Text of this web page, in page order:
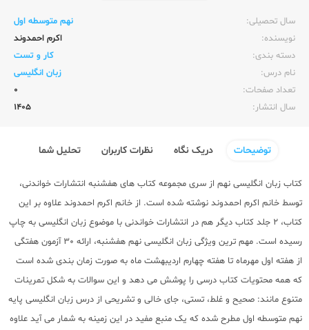
سال تحصیلی:‌
نهم متوسطه اول
نویسنده:‌
اکرم احمدوند
دسته بندی:
کار و تست
نام درس:
زبان انگلیسی
تعداد صفحات:‌
0
سال انتشار:‌
1405
توضیحات دریک نگاه نظرات کاربران تحلیل شما
کتاب زبان انگلیسی نهم از سری مجموعه کتاب های هفشنبه انتشارات خواندنی،
توسط خانم اکرم احمدوند نوشته شده است. از خانم اکرم احمدوند علاوه بر این
کتاب، 2 جلد کتاب دیگر هم در انتشارات خواندنی با موضوع زبان انگلیسی به چاپ
رسیده است. مهم ترین ویژگی زبان انگلیسی نهم هفشنبه، ارائه 30 آزمون هفتگی
از هفته اول مهرماه تا هفته چهارم اردیبهشت ماه به صورت زمان بندی شده است
که همه محتویات کتاب درسی را پوشش می دهد و این سوالات به شکل تمرینات
متنوع مانند: صحیح و غلط، تستی، جای خالی و تشریحی از درس زبان انگلیسی پایه
نهم متوسطه اول مطرح شده که یک منبع مفید در این زمینه به شمار می آید علاوه